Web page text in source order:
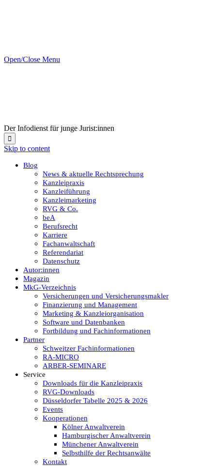
Open/Close Menu
Der Infodienst für junge Jurist:innen

Skip to content
Blog
News & aktuelle Rechtsprechung
Kanzleipraxis
Kanzleiführung
Kanzleimarketing
RVG & Co.
beA
Berufsrecht
Karriere
Fachanwaltschaft
Referendariat
Datenschutz
Autor:innen
Magazin
MkG-Verzeichnis
Versicherungen und Versicherungsmakler
Finanzierung und Management
Marketing & Kanzleiorganisation
Software und Datenbanken
Fortbildung und Fachinformationen
Partner
Schweitzer Fachinformationen
RA-MICRO
ARBER-SEMINARE
Service
Downloads für die Kanzleipraxis
RVG-Downloads
Düsseldorfer Tabelle 2025 & 2026
Events
Kooperationen
Kölner Anwaltverein
Hamburgischer Anwaltverein
Münchener Anwaltverein
Selbsthilfe der Rechtsanwälte
Kontakt